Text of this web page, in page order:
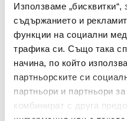
Използваме
съдържанието и
функции на социални
трафика си. Също така
начина, по който
партньорските си
партньори и партньори
комбинират с друга
Националната
схема със
Произнася се чрез
услугите,
правила на
схема;